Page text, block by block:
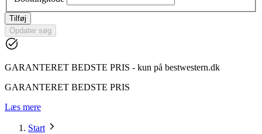
Tilføj
Opdater søg
GARANTERET BEDSTE PRIS - kun på bestwestern.dk
GARANTERET BEDSTE PRIS
Læs mere
Start